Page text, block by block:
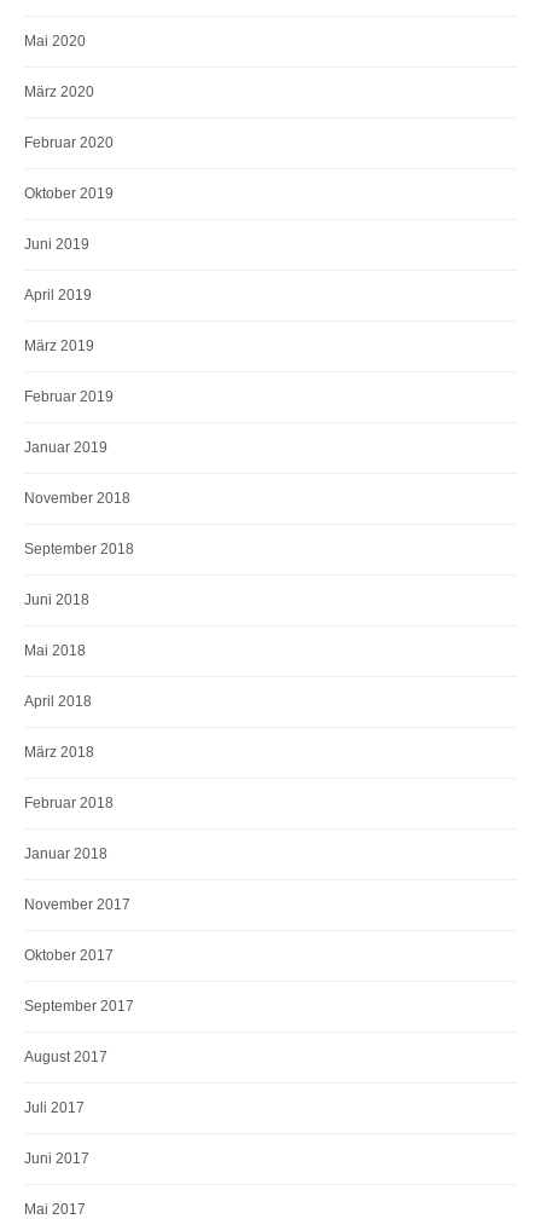
Mai 2020
März 2020
Februar 2020
Oktober 2019
Juni 2019
April 2019
März 2019
Februar 2019
Januar 2019
November 2018
September 2018
Juni 2018
Mai 2018
April 2018
März 2018
Februar 2018
Januar 2018
November 2017
Oktober 2017
September 2017
August 2017
Juli 2017
Juni 2017
Mai 2017